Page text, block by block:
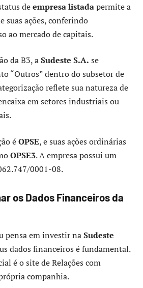
deempresa listadapermite a
suas ações, conferindo
ao mercado de capitais.
da B3, aSudeste S.A. se
“Outros” dentro do subsetor de
reflete sua natureza de
em setores industriais ou
éOPSE, e suas ações ordinárias
OPSE3. A empresa possui um
0001-08.
os Dados Financeiros da
pensa em investir naSudeste
dados financeiros é fundamental.
é o site de Relações com
companhia.